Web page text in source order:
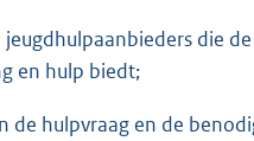
die
en hulp biedt;
de hulpvraag en de